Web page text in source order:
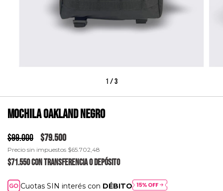
1 /3
Mochila Oakland negro
$99.000 $79.500
Precio sin impuestos $65.702,48
$71.550conTransferencia o depósito
Cuotas SIN interés con DÉBITO